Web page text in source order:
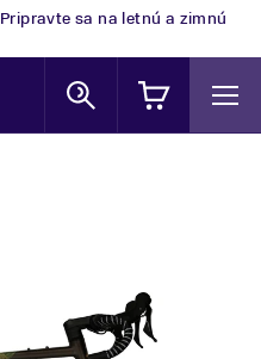
Pripravte sa na letnú a zimnú